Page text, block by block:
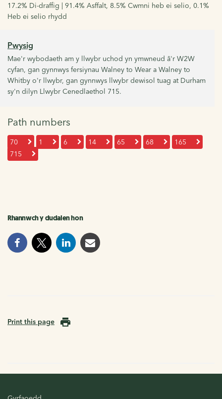
17.2% Di-draffig | 91.4% Asffalt, 8.5% Cwmni heb ei selio, 0.1%
Heb ei selio rhydd
Pwysig
Mae'r wybodaeth am y llwybr uchod yn ymwneud â'r W2W
cyfan, gan gynnwys fersiynau Walney to Wear a Walney to
Whitby o'r llwybr, gan gynnwys llwybr dewisol tuag at Durham
sy'n dilyn Llwybr Cenedlaethol 715.
Path numbers
70 1 6 14 65 68
165
715
Rhannwch y dudalen hon
Print this page